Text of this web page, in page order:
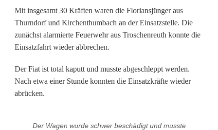
m
i
g
l
Mit insgesamt 30 Kräften waren die Floriansjünger aus
Thurndorf und Kirchenthumbach an der Einsatzstelle. Die
zunächst alarmierte Feuerwehr aus Troschenreuth konnte die
Einsatzfahrt wieder abbrechen.
Der Fiat ist total kaputt und musste abgeschleppt werden.
Nach etwa einer Stunde konnten die Einsatzkräfte wieder
abrücken.
Der Wagen wurde schwer beschädigt und musste